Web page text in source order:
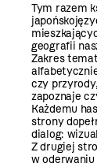
Tym razem
geografii
Zakres
czy
zapoznaje
Każdemu
strony
dialog:
Z drugiej
w oderwaniu